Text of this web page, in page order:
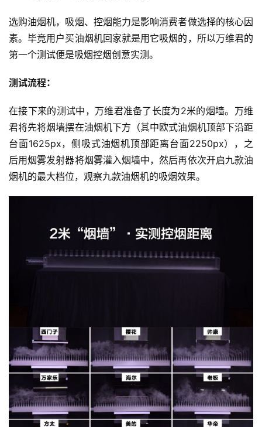
选购油烟机，吸烟、控烟能力是影响消费者做选择的核心因
素。毕竟用户买油烟机回家就是用它吸烟的，所以万维君的
第一个测试便是吸烟控烟创意实测。
测试流程：
在接下来的测试中，万维君准备了长度为2米的烟墙。万维
君将先将烟墙摆在油烟机下方（其中欧式油烟机顶部下沿距
台面1625px，侧吸式油烟机顶部距离台面2250px），之
后用烟雾发射器将烟雾灌入烟墙中，然后再依次开启九款油
烟机的最大档位，观察九款油烟机的吸烟效果。